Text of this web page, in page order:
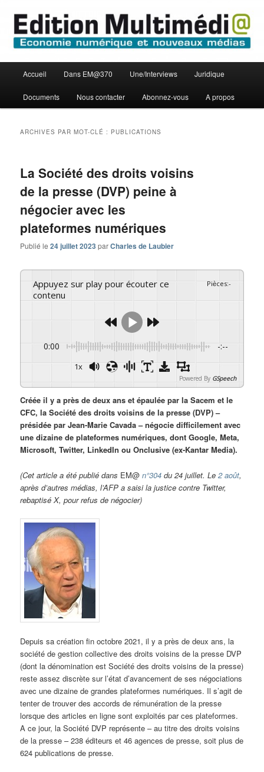
contenu
principal
contenu
secondaire
Edition Multimédi@
principal
Accueil Dans EM@370 Une/Interviews Juridique
Documents Nous contacter Abonnez-vous A propos
ARCHIVES PAR MOT-CLÉ : PUBLICATIONS
La Société des droits voisins
de la presse (DVP) peine à
négocier avec les
plateformes numériques
Publié le24 juillet 2023 parCharles de Laubier
Appuyez sur play pour écouter ce
contenu
Pièces:-
0:00 -:--
1x
Powered By GSpeech
Créée il y a près de deux ans et épaulée par la Sacem et le
CFC, la Société des droits voisins de la presse (DVP) –
présidée par Jean-Marie Cavada – négocie difficilement avec
une dizaine de plateformes numériques, dont Google, Meta,
Microsoft, Twitter, LinkedIn ou Onclusive (ex-Kantar Media).
(Cet article a été publié dans EM@ n°304 du 24 juillet. Le2 août,
après d’autres médias, l’AFP a saisi la justice contre Twitter,
rebaptisé X, pour refus de négocier)
Depuis sa création fin octobre 2021, il y a près de deux ans, la
société de gestion collective des droits voisins de la presse DVP
(dont la dénomination est Société des droits voisins de la presse)
reste assez discrète sur l’état d’avancement de ses négociations
avec une dizaine de grandes plateformes numériques. Il s’agit de
tenter de trouver des accords de rémunération de la presse
lorsque des articles en ligne sont exploités par ces plateformes.
A ce jour, la Société DVP représente – au titre des droits voisins
de la presse – 238 éditeurs et 46 agences de presse, soit plus de
624 publications de presse.